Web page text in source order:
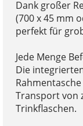
Dank großer
(700 x 45 mm
perfekt für
Jede Menge
Die
Transport von
Trinkflaschen.